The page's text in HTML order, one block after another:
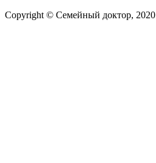
Copyright © Семейный доктор, 2020